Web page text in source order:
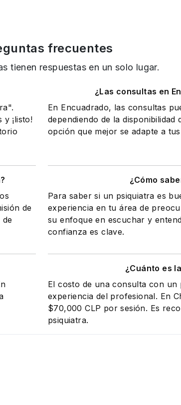
frecuentes
tienen respuestas en un solo lugar.
y ¡listo!
¿Las consultas en
En Encuadrado, las consultas
dependiendo de la
opción que mejor se adapte a
de
¿Cómo
Para saber si un psiquiatra es
experiencia en tu área de
su enfoque en escuchar y
confianza es clave.
¿Cuánto es
El costo de una consulta con
experiencia del profesional. En
$70,000 CLP por sesión. Es
psiquiatra.